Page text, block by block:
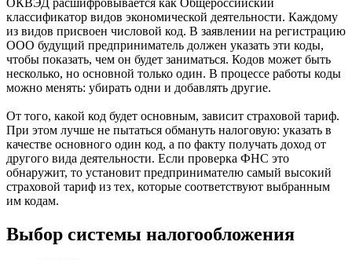
ОКВЭД расшифровывается как Общероссийский
классификатор видов экономической деятельности. Каждому
из видов присвоен числовой код. В заявлении на регистрацию
ООО будущий предприниматель должен указать эти коды,
чтобы показать, чем он будет заниматься. Кодов может быть
несколько, но основной только один. В процессе работы коды
можно менять: убирать одни и добавлять другие.
От того, какой код будет основным, зависит страховой тариф.
При этом лучше не пытаться обмануть налоговую: указать в
качестве основного один код, а по факту получать доход от
другого вида деятельности. Если проверка ФНС это
обнаружит, то установит предпринимателю самый высокий
страховой тариф из тех, которые соответствуют выбранным
им кодам.
Выбор системы налогообложения